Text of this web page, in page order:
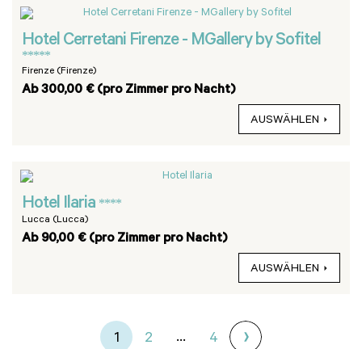
Hotel Cerretani Firenze - MGallery by Sofitel
*****
Firenze (Firenze)
Ab 300,00 € (pro Zimmer pro Nacht)
AUSWÄHLEN
Hotel Ilaria ****
Lucca (Lucca)
Ab 90,00 € (pro Zimmer pro Nacht)
AUSWÄHLEN
1 2 ... 4